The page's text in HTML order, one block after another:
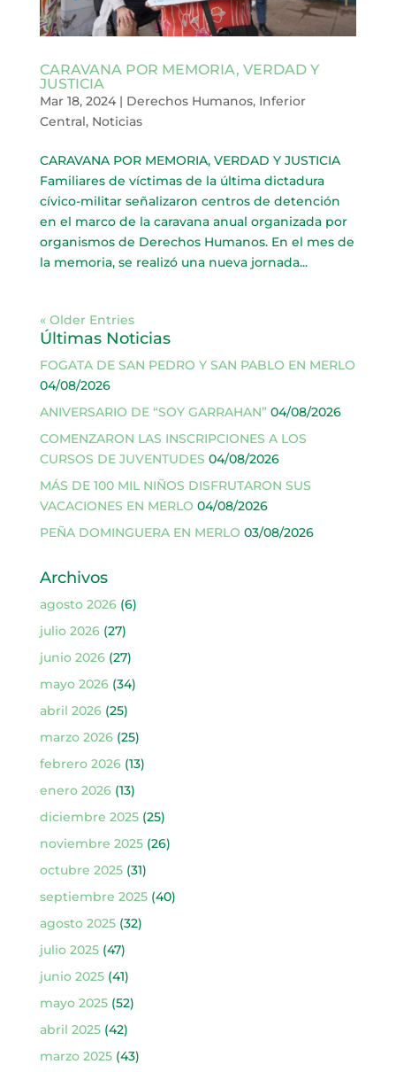
CARAVANA POR MEMORIA, VERDAD Y
JUSTICIA
Mar 18, 2024| Derechos Humanos, Inferior
Central, Noticias
CARAVANA POR MEMORIA, VERDAD Y JUSTICIA
Familiares de víctimas de la última dictadura
cívico-militar señalizaron centros de detención
en el marco de la caravana anual organizada por
organismos de Derechos Humanos. En el mes de
la memoria, se realizó una nueva jornada...
« Older Entries
Últimas Noticias
FOGATA DE SAN PEDRO Y SAN PABLO EN MERLO
04/08/2026
ANIVERSARIO DE “SOY GARRAHAN” 04/08/2026
COMENZARON LAS INSCRIPCIONES A LOS
CURSOS DE JUVENTUDES 04/08/2026
MÁS DE 100 MIL NIÑOS DISFRUTARON SUS
VACACIONES EN MERLO 04/08/2026
PEÑA DOMINGUERA EN MERLO 03/08/2026
Archivos
agosto 2026(6)
julio 2026(27)
junio 2026(27)
mayo 2026(34)
abril 2026(25)
marzo 2026(25)
febrero 2026(13)
enero 2026(13)
diciembre 2025(25)
noviembre 2025(26)
octubre 2025(31)
septiembre 2025(40)
agosto 2025(32)
julio 2025(47)
junio 2025(41)
mayo 2025(52)
abril 2025(42)
marzo 2025(43)